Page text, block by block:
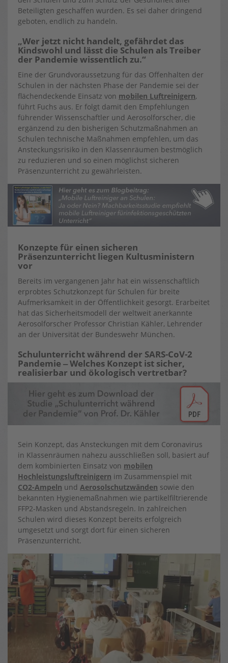
Beteiligten geschaffen wurden. Es sei daher dringend
geboten, endlich zu handeln.
„Wer jetzt nicht handelt, gefährdet das
Kindswohl und lässt die Schulen als Treiber
der Pandemie wissentlich zu.“
Eine der Grundvoraussetzung für das Offenhalten der
Schulen in der nächsten Phase der Pandemie sei der
flächendeckende Einsatz von mobilen Luftreinigern,
führt Fuchs aus. Er folgt damit den Empfehlungen
führender Wissenschaftler und Aerosolforscher, die
ergänzend zu den bisherigen Schutzmaßnahmen an
Schulen technische Maßnahmen empfehlen, um das
Ansteckungsrisiko in den Klassenräumen bestmöglich
zu reduzieren und so einen möglichst sicheren
Präsenzunterricht zu gewährleisten.
Konzepte für einen sicheren
Präsenzunterricht liegen Kultusministern
vor
Bereits im vergangenen Jahr hat ein wissenschaftlich
erprobtes Schutzkonzept für Schulen für breite
Aufmerksamkeit in der Öffentlichkeit gesorgt. Erarbeitet
hat das Sicherheitsmodell der weltweit anerkannte
Aerosolforscher Professor Christian Kähler, Lehrender
an der Universität der Bundeswehr München.
Schulunterricht während der SARS-CoV-2
Pandemie ‒ Welches Konzept ist sicher,
realisierbar und ökologisch vertretbar?
Sein Konzept, das Ansteckungen mit dem Coronavirus
in Klassenräumen nahezu ausschließen soll, basiert auf
dem kombinierten Einsatz von mobilen
Hochleistungsluftreinigern im Zusammenspiel mit
CO2-Ampeln und Aerosolschutzwänden sowie den
bekannten Hygienemaßnahmen wie partikelfiltrierende
FFP2-Masken und Abstandsregeln. In zahlreichen
Schulen wird dieses Konzept bereits erfolgreich
umgesetzt und sorgt dort für einen sicheren
Präsenzunterricht.